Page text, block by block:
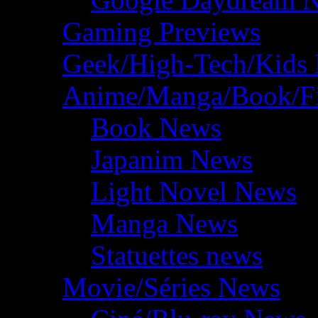
Gaming Previews
Geek/High-Tech/Kids
Anime/Manga/Book/
Book News
Japanim News
Light Novel News
Manga News
Statuettes news
Movie/Séries News